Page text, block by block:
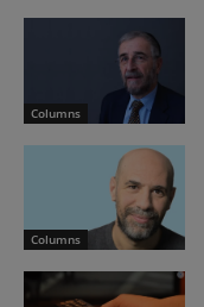
Columns
Columns